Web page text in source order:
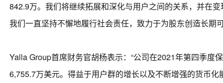
842.9万。我们将继续拓展和深化与用户之间的关系，并在
我们一直坚持不懈地履行社会责任，致力于为股东创造长期
Yalla Group首席财务官胡杨表示：“公司在2021年第四季度
6,755.7万美元。得益于用户群的增长以及不断增强的货币